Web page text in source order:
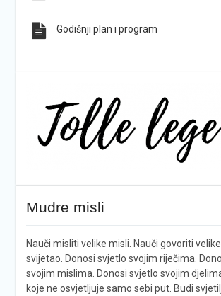
Godišnji plan i program
Mudre misli
Nauči misliti velike misli. Nauči govoriti
svijetao. Donosi svjetlo svojim riječima.
svojim mislima. Donosi svjetlo svojim
koje ne osvjetljuje samo sebi put. Budi